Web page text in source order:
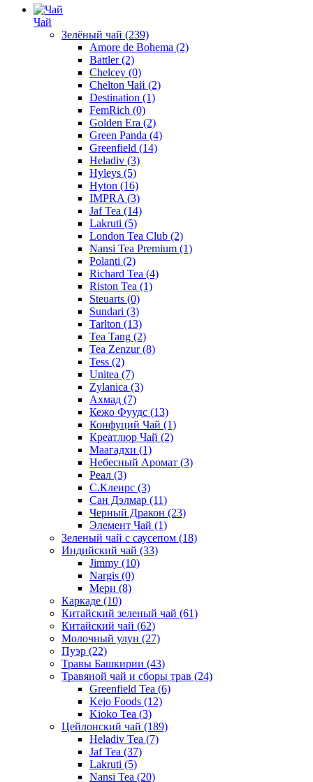
Чай
Зелёный чай (239)
Amore de Bohema (2)
Battler(2)
Chelcey (0)
Chelton Чай (2)
Destination (1)
FemRich (0)
Golden Era (2)
Green Panda (4)
Greenfield (14)
Heladiv (3)
Hyleys (5)
Hyton (16)
IMPRA (3)
Jaf Tea (14)
Lakruti (5)
London Tea Club (2)
Nansi Tea Premium (1)
Polanti (2)
Richard Tea (4)
Riston Tea (1)
Steuarts (0)
Sundari (3)
Tarlton (13)
Tea Tang (2)
Tea Zenzur(8)
Tess (2)
Unitea (7)
Zylanica (3)
Ахмад (7)
Кежо Фуудс (13)
Конфуций Чай (1)
Креатлюр Чай (2)
Маагадхи (1)
Небесный Аромат (3)
Реал (3)
С.Клеирс (3)
Сан Дэлмар (11)
Черный Дракон (23)
Элемент Чай (1)
Зеленый чай с саусепом (18)
Индийский чай (33)
Jimmy (10)
Nargis (0)
Мери (8)
Каркаде (10)
Китайский зеленый чай (61)
Китайский чай (62)
Молочный улун (27)
Пуэр (22)
Травы Башкирии (43)
Травяной чай и сборы трав (24)
Greenfield Tea (6)
Kejo Foods (12)
Kioko Tea (3)
Цейлонский чай (189)
Heladiv Tea (7)
Jaf Tea (37)
Lakruti (5)
Nansi Tea (20)